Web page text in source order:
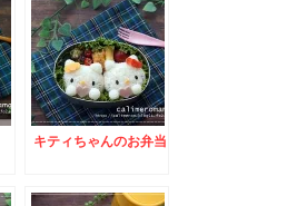
キティちゃんのお弁当